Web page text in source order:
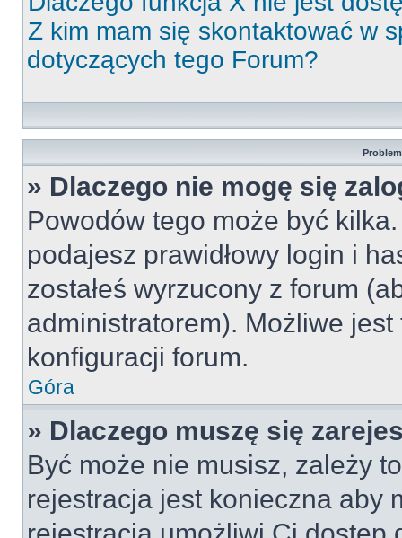
Z kim mam się skontaktować w
dotyczących tego Forum?
» Dlaczego nie mogę się
Powodów tego może być
podajesz prawidłowy login i
zostałeś wyrzucony z forum
administratorem). Możliwe
konfiguracji forum.
Góra
» Dlaczego muszę się
Być może nie musisz, zależy
rejestracja jest konieczna aby